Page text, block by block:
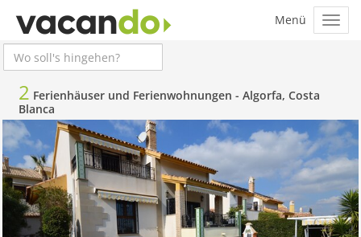
2 Ferienhäuser und Ferienwohnungen - Algorfa, Costa
Blanca